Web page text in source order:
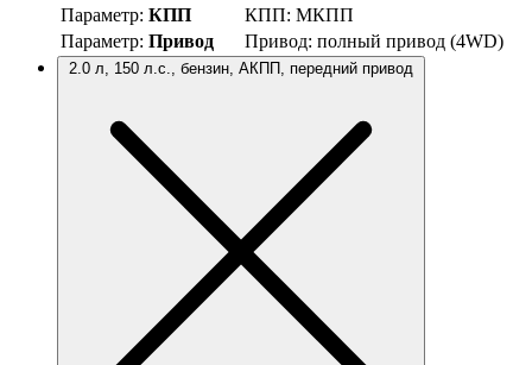
Параметр: КПП КПП: МКПП
Параметр: Привод Привод: полный привод (4WD)
2.0 л, 150 л.с., бензин, АКПП, передний привод